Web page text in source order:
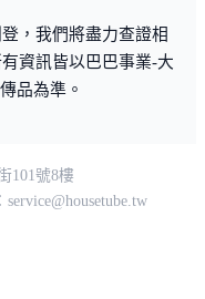
，我們將盡力查證相
資訊皆以巴巴事業-大
品為準。
101號8樓
service@housetube.tw